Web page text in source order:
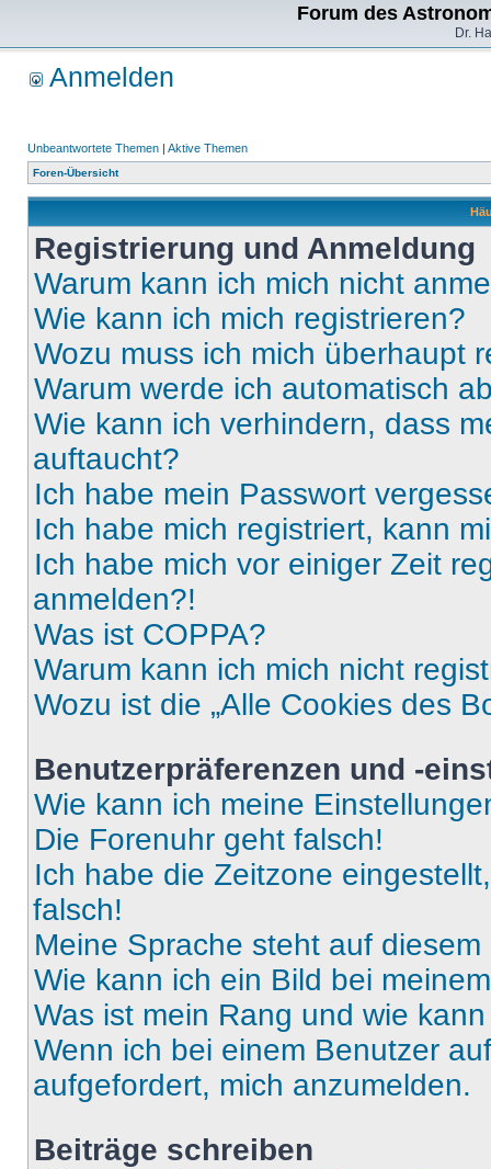
Forum des
Dr.
Anmelden
Unbeantwortete Themen | Aktive Themen
Foren-Übersicht
Registrierung und Anmeldung
Warum kann ich mich nicht
Wie kann ich mich registrieren?
Wozu muss ich mich überhaupt
Warum werde ich automatisch
Wie kann ich verhindern, dass
auftaucht?
Ich habe mein Passwort
Ich habe mich registriert, kann
Ich habe mich vor einiger Zeit
anmelden?!
Was ist COPPA?
Warum kann ich mich nicht
Wozu ist die „Alle Cookies des
Benutzerpräferenzen und -
Wie kann ich meine
Die Forenuhr geht falsch!
Ich habe die Zeitzone
falsch!
Meine Sprache steht auf
Wie kann ich ein Bild bei
Was ist mein Rang und wie
Wenn ich bei einem Benutzer
aufgefordert, mich anzumelden.
Beiträge schreiben